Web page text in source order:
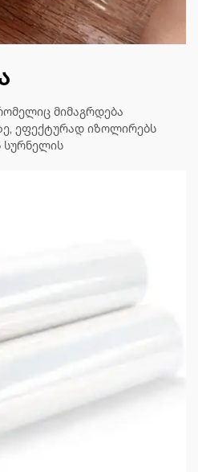
მიმაგრდება
ეფექტურად იზოლირებს
სურნელის